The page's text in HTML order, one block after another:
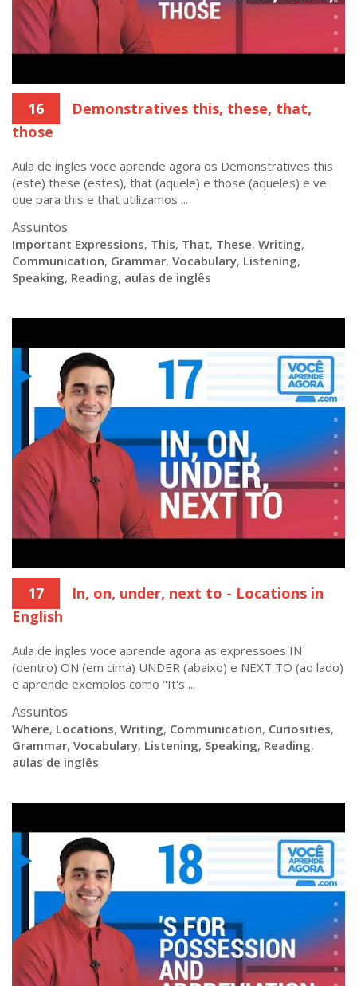
16
Demonstratives this, these, that,
those
Aula de ingles voce aprende agora os Demonstratives this
(este) these (estes), that (aquele) e those (aqueles) e ve
que para this e that utilizamos ...
Assuntos
Important Expressions, This, That, These, Writing,
Communication, Grammar, Vocabulary, Listening,
Speaking, Reading, aulas de inglês
17
In, on, under, next to - Locations in
English
Aula de ingles voce aprende agora as expressoes IN
(dentro) ON (em cima) UNDER (abaixo) e NEXT TO (ao lado)
e aprende exemplos como "It's ...
Assuntos
Where, Locations, Writing, Communication, Curiosities,
Grammar, Vocabulary, Listening, Speaking, Reading,
aulas de inglês